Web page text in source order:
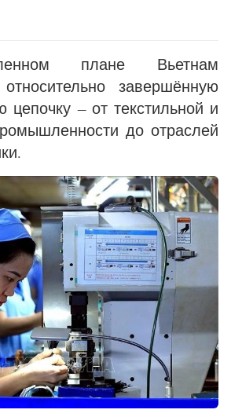
плане Вьетнам
завершённую
— от текстильной и
до отраслей